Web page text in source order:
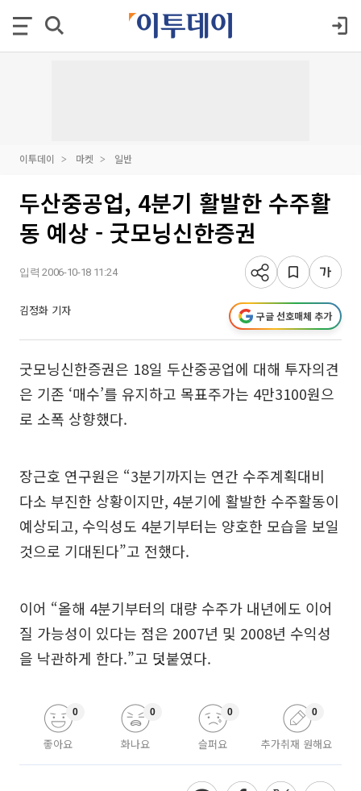
이투데이 마켓 일반
두산중공업, 4분기 활발한 수주활
동 예상 - 굿모닝신한증권
입력 2006-10-18 11:24
김정화 기자 구글 선호매체 추가
굿모닝신한증권은 18일 두산중공업에 대해 투자의견
은 기존 ‘매수’를 유지하고 목표주가는 4만3100원으
로 소폭 상향했다.
장근호 연구원은 “3분기까지는 연간 수주계획대비
다소 부진한 상황이지만, 4분기에 활발한 수주활동이
예상되고, 수익성도 4분기부터는 양호한 모습을 보일
것으로 기대된다”고 전했다.
이어 “올해 4분기부터의 대량 수주가 내년에도 이어
질 가능성이 있다는 점은 2007년 및 2008년 수익성
을 낙관하게 한다.”고 덧붙였다.
좋아요
0
화나요
0
슬퍼요
0
추가취재 원해요
0